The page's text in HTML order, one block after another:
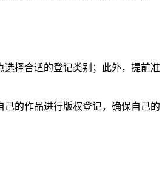
择合适的登记类别；此外，提前准
的作品进行版权登记，确保自己的